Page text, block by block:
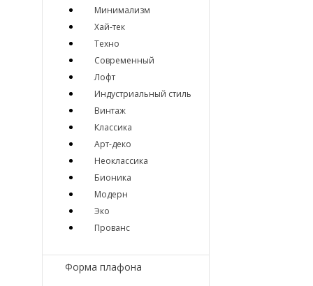
Минимализм
Хай-тек
Техно
Современный
Лофт
Индустриальный стиль
Винтаж
Классика
Арт-деко
Неоклассика
Бионика
Модерн
Эко
Прованс
Форма плафона